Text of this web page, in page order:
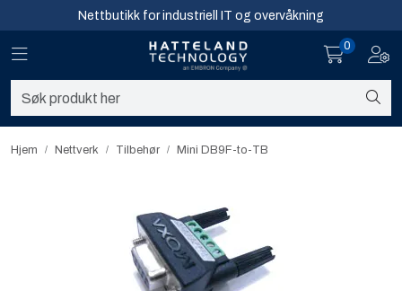
Skip to main contentNettbutikk for industriell IT og overvåkning
Toggle navigation
0
Hjem Nettverk Tilbehør Mini DB9F-to-TB
Nettverk
Software og analyse